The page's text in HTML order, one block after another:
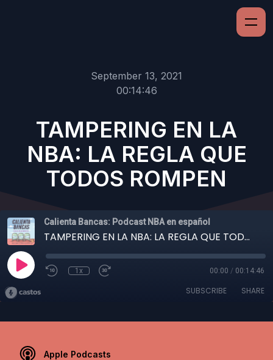
September 13, 2021
00:14:46
TAMPERING EN LA
NBA: LA REGLA QUE
TODOS ROMPEN
Calienta Bancas: Podcast NBA en español
TAMPERING EN LA NBA: LA REGLA QUE TODOS ROMPEN
1x 00:00 / 00:14:46
SUBSCRIBE SHARE
Apple Podcasts